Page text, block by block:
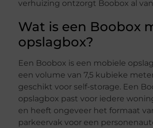
verhuizing ontzorgt Boobox al
Wat is een Boobox
opslagbox?
Een Boobox is een mobiele
een volume van 7,5 kubieke
geschikt voor self-storage. Een
opslagbox past voor iedere
en heeft ongeveer het formaat
parkeervak voor een